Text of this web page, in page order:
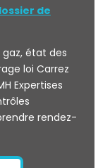
de
état des
loi Carrez
Expertises
rendez-